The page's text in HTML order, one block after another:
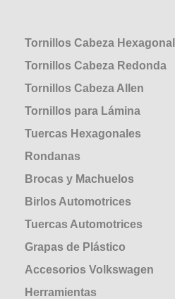
Tornillos Cabeza Hexagonal
Tornillos Cabeza Redonda
Tornillos Cabeza Allen
Tornillos para Lámina
Tuercas Hexagonales
Rondanas
Brocas y Machuelos
Birlos Automotrices
Tuercas Automotrices
Grapas de Plástico
Accesorios Volkswagen
Herramientas